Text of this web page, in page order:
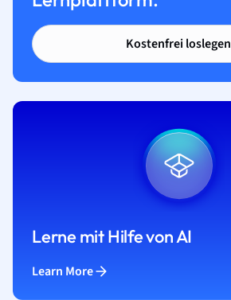
Kostenfrei loslegen
Lerne mit Hilfe von AI
Learn More